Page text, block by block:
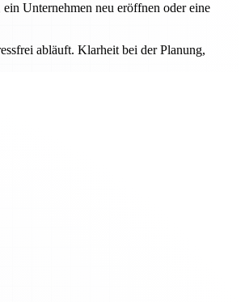
Unternehmen neu eröffnen oder eine
abläuft. Klarheit bei der Planung,